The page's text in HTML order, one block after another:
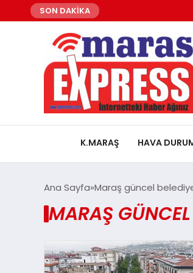
SON DAKİKA
K.MARAŞ HAVA
Ana Sayfa Maraş güncel
MARAŞ